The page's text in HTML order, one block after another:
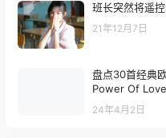
班长突然将遥
21年12月7日
盘点30首经典
Power Of Love
24年4月2日